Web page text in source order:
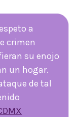
a
crimen
su enojo
un hogar.
de tal